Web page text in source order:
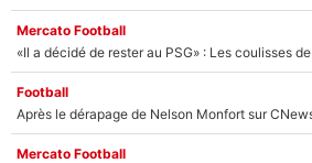
Mercato Football
Football
Mercato Football